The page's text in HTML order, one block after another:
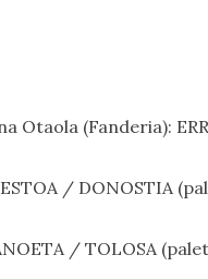
Otaola (Fanderia):
/ DONOSTIA
/ TOLOSA